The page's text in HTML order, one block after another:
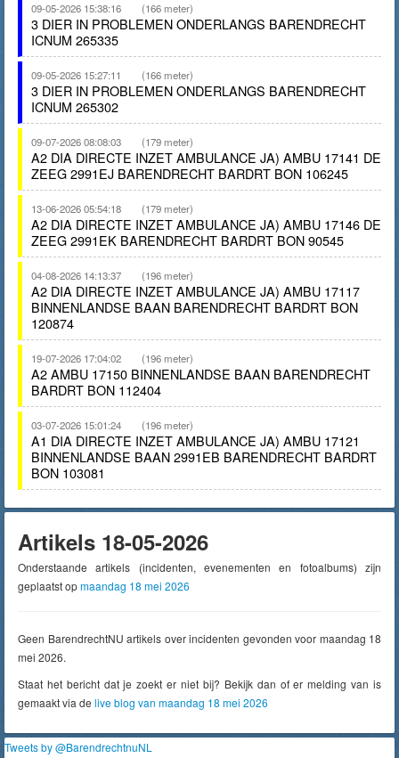
09-05-2026 15:38:16 (166 meter)
3 DIER IN PROBLEMEN ONDERLANGS BARENDRECHT
ICNUM 265335
09-05-2026 15:27:11 (166 meter)
3 DIER IN PROBLEMEN ONDERLANGS BARENDRECHT
ICNUM 265302
09-07-2026 08:08:03 (179 meter)
A2 DIA DIRECTE INZET AMBULANCE JA) AMBU 17141 DE
ZEEG 2991EJ BARENDRECHT BARDRT BON 106245
13-06-2026 05:54:18 (179 meter)
A2 DIA DIRECTE INZET AMBULANCE JA) AMBU 17146 DE
ZEEG 2991EK BARENDRECHT BARDRT BON 90545
04-08-2026 14:13:37 (196 meter)
A2 DIA DIRECTE INZET AMBULANCE JA) AMBU 17117
BINNENLANDSE BAAN BARENDRECHT BARDRT BON
120874
19-07-2026 17:04:02 (196 meter)
A2 AMBU 17150 BINNENLANDSE BAAN BARENDRECHT
BARDRT BON 112404
03-07-2026 15:01:24 (196 meter)
A1 DIA DIRECTE INZET AMBULANCE JA) AMBU 17121
BINNENLANDSE BAAN 2991EB BARENDRECHT BARDRT
BON 103081
Artikels 18-05-2026
Onderstaande artikels (incidenten, evenementen en fotoalbums) zijn
geplaatst opmaandag 18 mei 2026
Geen BarendrechtNU artikels over incidenten gevonden voor maandag 18
mei 2026.
Staat het bericht dat je zoekt er niet bij? Bekijk dan of er melding van is
gemaakt via de live blog van maandag 18 mei 2026
Tweets by @BarendrechtnuNL